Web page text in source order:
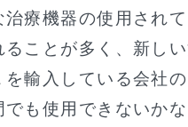
治療機器の使用され
ことが多く、新し
輸入している会社
も使用できないか